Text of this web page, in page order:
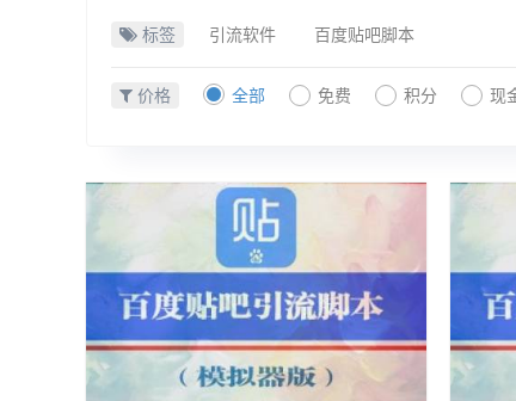
标签 引流软件 百度贴吧脚本
价格 全部 免费 积分 现